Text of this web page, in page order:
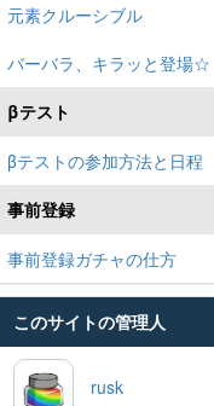
元素クルーシブル
バーバラ、キラッと登場☆
βテスト
βテストの参加方法と日程
事前登録
事前登録ガチャの仕方
このサイトの管理人
rusk